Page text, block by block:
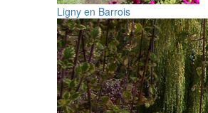
Ligny en Barrois